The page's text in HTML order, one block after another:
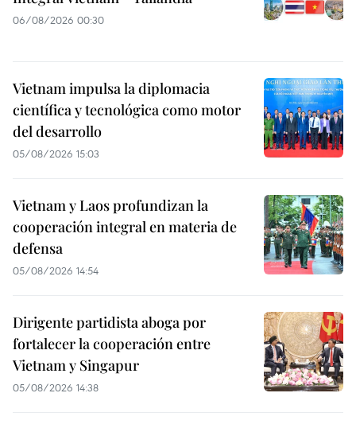
06/08/2026 00:30
Vietnam impulsa la diplomacia
científica y tecnológica como motor
del desarrollo
05/08/2026 15:03
Vietnam y Laos profundizan la
cooperación integral en materia de
defensa
05/08/2026 14:54
Dirigente partidista aboga por
fortalecer la cooperación entre
Vietnam y Singapur
05/08/2026 14:38